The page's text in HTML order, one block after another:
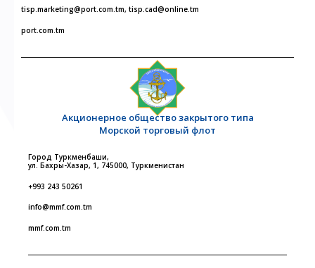
tisp.marketing@port.com.tm, tisp.cad@online.tm
port.com.tm
Акционерное общество закрытого типа
Морской торговый флот
Город Туркменбаши,
ул. Бахры-Хазар, 1, 745000, Туркменистан
+993 243 50261
info@mmf.com.tm
mmf.com.tm